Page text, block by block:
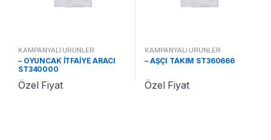
KAMPANYALI ÜRÜNLER
– OYUNCAK İTFAİYE ARACI
ST340000
Özel Fiyat
KAMPANYALI ÜRÜNLER
– AŞÇI TAKIM ST360666
Özel Fiyat